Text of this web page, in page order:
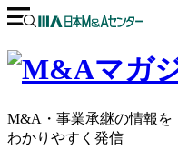
M&A・事業承継の情報を
わかりやすく発信